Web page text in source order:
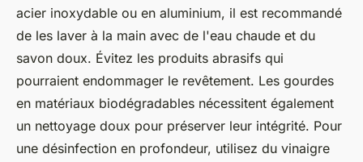
acier inoxydable ou en aluminium, il est recommandé
de les laver à la main avec de l'eau chaude et du
savon doux. Évitez les produits abrasifs qui
pourraient endommager le revêtement. Les gourdes
en matériaux biodégradables nécessitent également
un nettoyage doux pour préserver leur intégrité. Pour
une désinfection en profondeur, utilisez du vinaigre